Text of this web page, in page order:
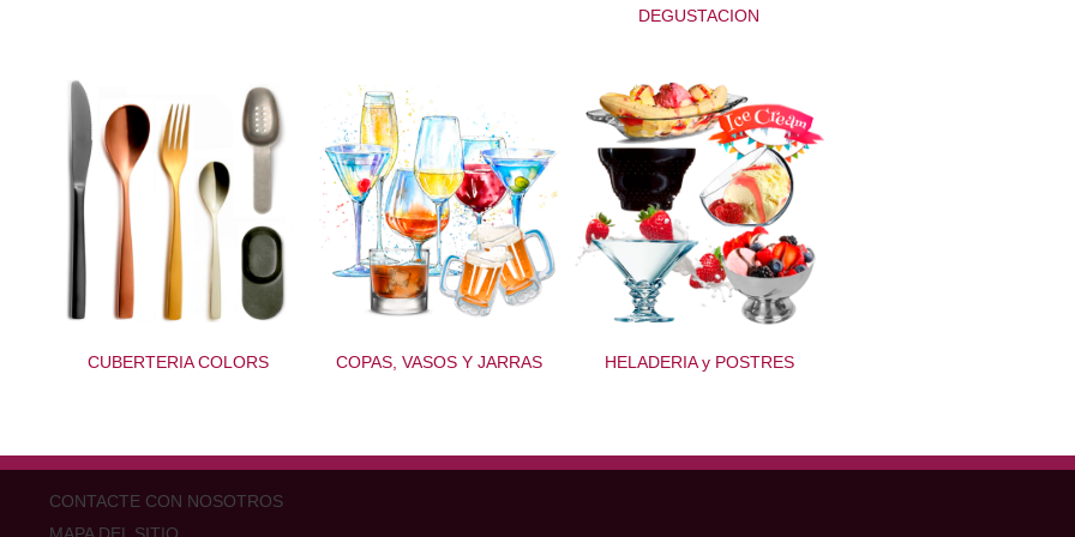
DEGUSTACION
CUBERTERIA COLORS COPAS, VASOS Y JARRAS HELADERIA y POSTRES
CONTACTE CON NOSOTROS